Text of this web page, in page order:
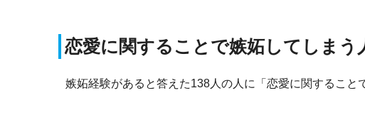
恋愛に関することで嫉妬してしまう
嫉妬経験があると答えた138人の人に「恋愛に関すること